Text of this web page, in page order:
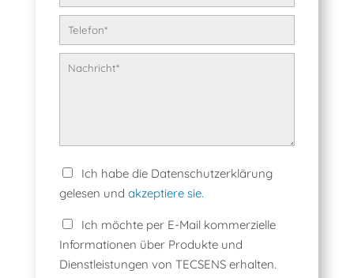
Ich habe die Datenschutzerklärung
gelesen und akzeptiere sie.
Ich möchte per E-Mail kommerzielle
Informationen über Produkte und
Dienstleistungen von TECSENS erhalten.